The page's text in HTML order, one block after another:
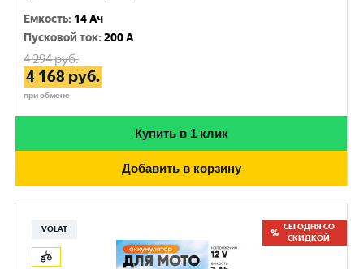
Емкость: 14 Ач
Пусковой ток:200 A
4 294руб.
4 168 руб.
при обмене
Купить в 1 клик
Добавить в корзину
VOLAT
СЕГОДНЯ СО
СКИДКОЙ